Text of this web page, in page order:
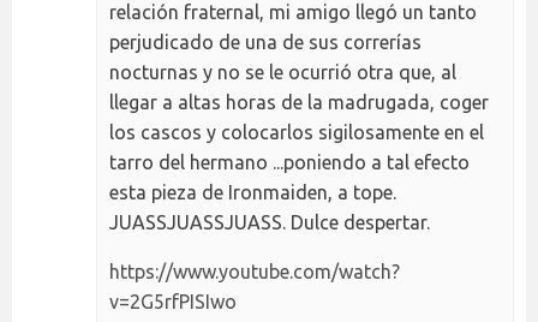
relación fraternal, mi amigo llegó un tanto
perjudicado de una de sus correrías
nocturnas y no se le ocurrió otra que, al
llegar a altas horas de la madrugada, coger
los cascos y colocarlos sigilosamente en el
tarro del hermano ...poniendo a tal efecto
esta pieza de Ironmaiden, a tope.
JUASSJUASSJUASS. Dulce despertar.
https://www.youtube.com/watch?
v=2G5rfPISIwo